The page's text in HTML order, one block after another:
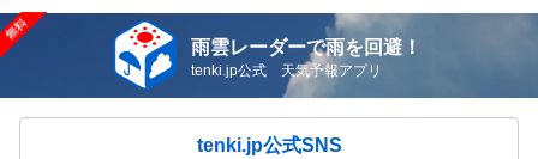
雨雲レーダーで雨を回避！
tenki.jp公式 天気予報アプリ
tenki.jp公式SNS